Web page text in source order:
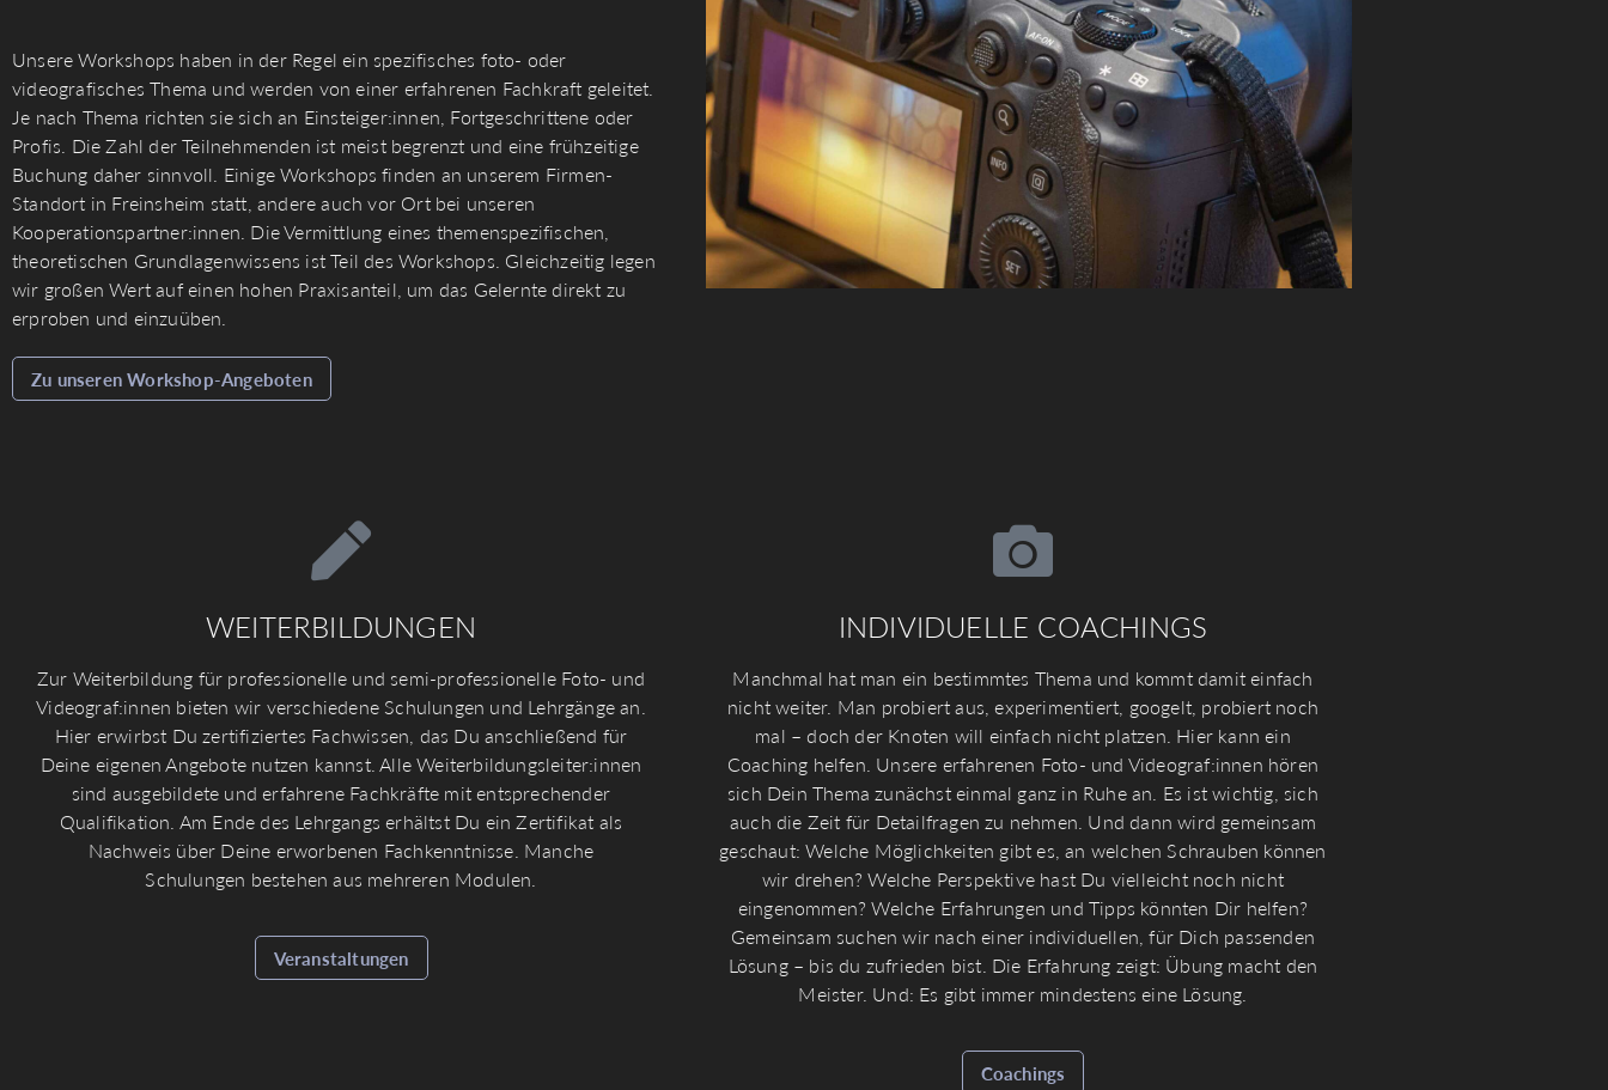
Unsere Workshops haben in der Regel ein spezifisches foto- oder
videografisches Thema und werden von einer erfahrenen Fachkraft geleitet.
Je nach Thema richten sie sich an Einsteiger:innen, Fortgeschrittene oder
Profis. Die Zahl der Teilnehmenden ist meist begrenzt und eine frühzeitige
Buchung daher sinnvoll. Einige Workshops finden an unserem Firmen-
Standort in Freinsheim statt, andere auch vor Ort bei unseren
Kooperationspartner:innen. Die Vermittlung eines themenspezifischen,
theoretischen Grundlagenwissens ist Teil des Workshops. Gleichzeitig legen
wir großen Wert auf einen hohen Praxisanteil, um das Gelernte direkt zu
erproben und einzuüben.
Zu unseren Workshop-Angeboten
WEITERBILDUNGEN
Zur Weiterbildung für professionelle und semi-professionelle Foto- und
Videograf:innen bieten wir verschiedene Schulungen und Lehrgänge an.
Hier erwirbst Du zertifiziertes Fachwissen, das Du anschließend für
Deine eigenen Angebote nutzen kannst. Alle Weiterbildungsleiter:innen
sind ausgebildete und erfahrene Fachkräfte mit entsprechender
Qualifikation. Am Ende des Lehrgangs erhältst Du ein Zertifikat als
Nachweis über Deine erworbenen Fachkenntnisse. Manche
Schulungen bestehen aus mehreren Modulen.
Veranstaltungen
INDIVIDUELLE COACHINGS
Manchmal hat man ein bestimmtes Thema und kommt damit einfach
nicht weiter. Man probiert aus, experimentiert, googelt, probiert noch
mal – doch der Knoten will einfach nicht platzen. Hier kann ein
Coaching helfen. Unsere erfahrenen Foto- und Videograf:innen hören
sich Dein Thema zunächst einmal ganz in Ruhe an. Es ist wichtig, sich
auch die Zeit für Detailfragen zu nehmen. Und dann wird gemeinsam
geschaut: Welche Möglichkeiten gibt es, an welchen Schrauben können
wir drehen? Welche Perspektive hast Du vielleicht noch nicht
eingenommen? Welche Erfahrungen und Tipps könnten Dir helfen?
Gemeinsam suchen wir nach einer individuellen, für Dich passenden
Lösung – bis du zufrieden bist. Die Erfahrung zeigt: Übung macht den
Meister. Und: Es gibt immer mindestens eine Lösung.
Coachings